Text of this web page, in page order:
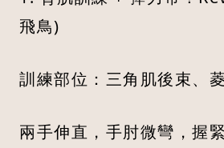
飛鳥)
訓練部位：三角肌後束、
兩手伸直，手肘微彎，握